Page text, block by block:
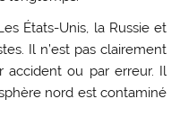
États-Unis, la Russie et
Il n’est pas clairement
ou par erreur. Il
nord est contaminé